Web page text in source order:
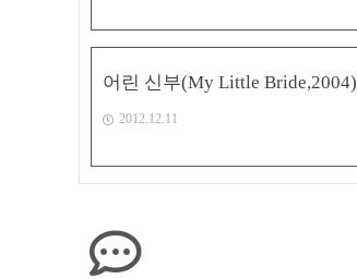
어린 신부(My Little Bride,2004)
2012.12.11